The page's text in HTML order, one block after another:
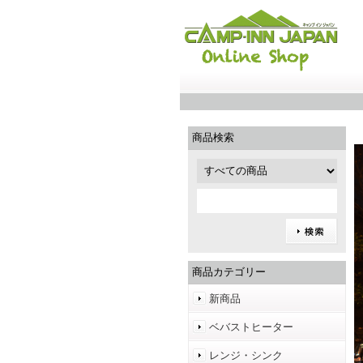
商品検索
商品カテゴリー
新商品
ベバストヒーター
レンジ・シンク